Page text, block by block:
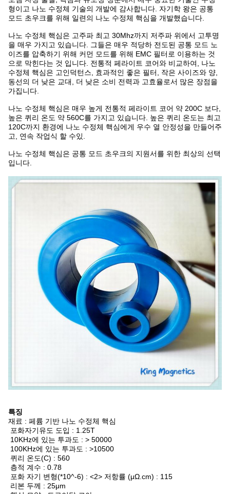
형이고 나노 수정체 기술의 개발에 감사합니다. 자기학 왕은 공통
모드 초우크를 위해 일련의 나노 수정체 핵심을 개발했습니다.
나노 수정체 핵심은 고주파 최고 30Mhz까지 저주파 위에서 고투명
을 매우 가지고 있습니다. 그들은 매우 적당하 전도된 공통 모드 노
이즈를 압축하기 위해 커먼 모드를 위해 EMC 필터로 이용하는 것
으로 막힌다는 것 입니다. 전통적 페라이트 코어와 비교하여, 나노
수정체 핵심은 고인덕턴스, 효과적인 좋은 필터, 작은 사이즈와 양,
동선의 더 낮은 교대, 더 낮은 소비 전력과 고효율로서 많은 장점을
가집니다.
나노 수정체 핵심은 매우 높게 전통적 페라이트 코어 약 200C 보다,
높은 퀴리 온도 약 560C를 가지고 있습니다. 높은 퀴리 온도는 최고
120C까지 환경에 나노 수정체 핵심에게 우수 열 안정성을 만들어주
고, 연속 작업식 할 수있.
나노 수정체 핵심은 공통 모드 초우크의 지원서를 위한 최상의 선택
입니다.
특징
재료 : 페륨 기반 나노 수정체 핵심
포화자기유도 도입 : 1.25T
10KHz에 있는 투과도 : > 50000
100KHz에 있는 투과도 : >10500
퀴리 온도(C) : 560
층적 계수 : 0.78
포화 자기 변형(*10^-6) : <2> 저항률 (μΩ.cm) : 115
리본 두께 : 25μm